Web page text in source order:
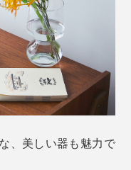
ばやく蓋をかぶせる
込めながら消火でき
3つの香りの層があ
かに変化していきま
りと合間のブレンド
いう、贅沢な調香で
、美しい器も魅力で